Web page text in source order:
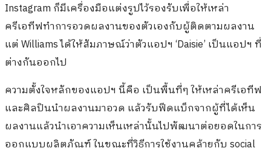
Instagram ก็มีเครื่องมือแต่งรูปไว้รองรับเพื่อให้เหล่า
ครีเอทีฟทำการอวดผลงานของตัวเองกับผู้ติดตามผลงาน
แต่ Williams ได้ให้สัมภาษณ์ว่าตัวแอปฯ ‘Daisie’ เป็นแอปฯ ที่
ต่างกันออกไป
ความตั้งใจหลักของแอปฯ นี้คือ เป็นพื้นที่ๆ ให้เหล่าครีเอทีฟ
และศิลปินนำผลงานมาอวด แล้วรับฟีดแบ็กจากผู้ที่ได้เห็น
ผลงานแล้วนำเอาความเห็นเหล่านั้นไปพัฒนาต่อยอดในการ
ออกแบบผลิตภัณฑ์ในขณะที่วิธีการใช้งานคล้ายกับ social